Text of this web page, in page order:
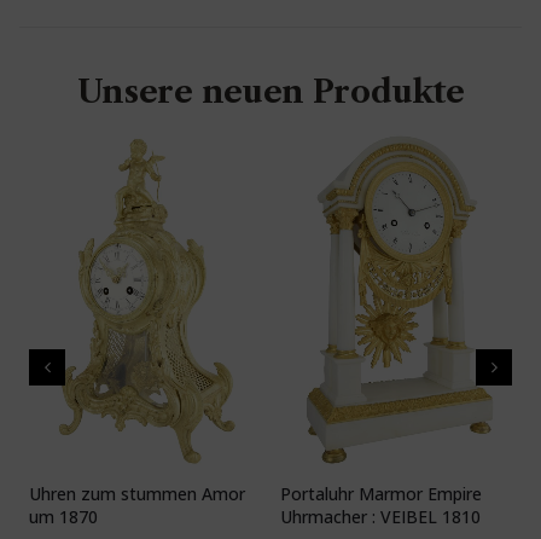
Unsere neuen Produkte
Uhren zum stummen Amor
um 1870
Portaluhr Marmor Empire
Uhrmacher : VEIBEL 1810